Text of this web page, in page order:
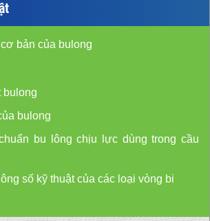
bản của bulong
bulong
bulong
bu lông chịu lực dùng trong cầu
số kỹ thuật của các loại vòng bi